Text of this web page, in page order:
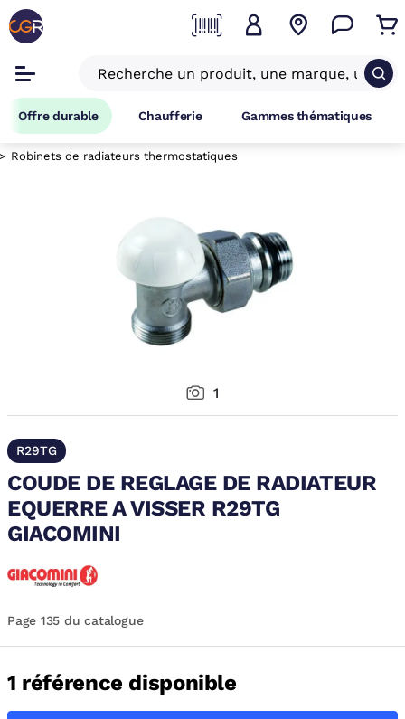
Offre durable Chaufferie Gammes thématiques
Robinets de radiateurs thermostatiques
1
R29TG
COUDE DE REGLAGE DE RADIATEUR
EQUERRE A VISSER R29TG
GIACOMINI
Page 135 du catalogue
1 référence disponible